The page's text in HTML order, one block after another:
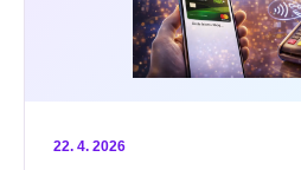
22. 4. 2026